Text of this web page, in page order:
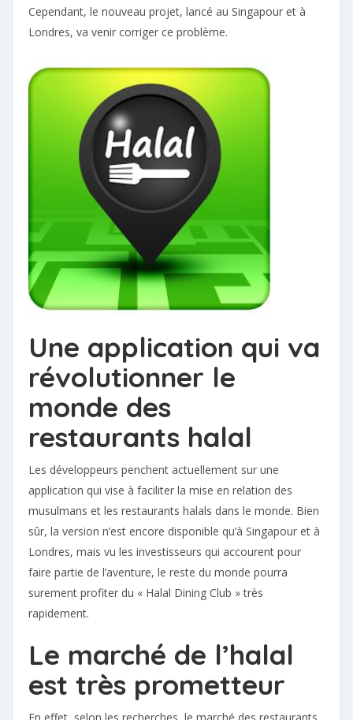
Cependant, le nouveau projet, lancé au Singapour et à
Londres, va venir corriger ce problème.
Une application qui va
révolutionner le
monde des
restaurants halal
Les développeurs penchent actuellement sur une
application qui vise à faciliter la mise en relation des
musulmans et les restaurants halals dans le monde. Bien
sûr, la version n’est encore disponible qu’à Singapour et à
Londres, mais vu les investisseurs qui accourent pour
faire partie de l’aventure, le reste du monde pourra
surement profiter du « Halal Dining Club » très
rapidement.
Le marché de l’halal
est très prometteur